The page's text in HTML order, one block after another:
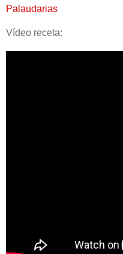
Palaudarias
Vídeo receta: